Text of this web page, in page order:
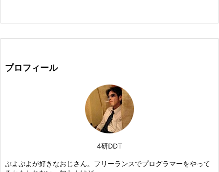
プロフィール
4研DDT
ぷよぷよが好きなおじさん。フリーランスでプログラマーをやって